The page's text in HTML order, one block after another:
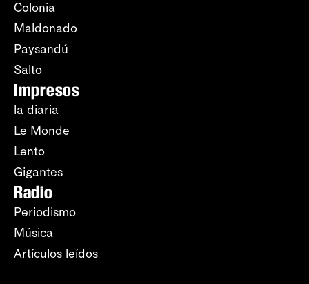
Colonia
Maldonado
Paysandú
Salto
Impresos
la diaria
Le Monde
Lento
Gigantes
Radio
Periodismo
Música
Artículos leídos